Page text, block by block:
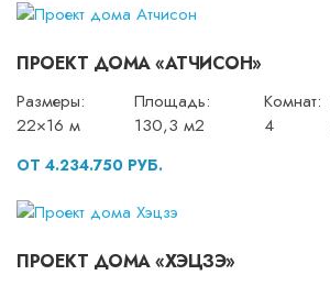
ПРОЕКТ ДОМА «АТЧИСОН»
Размеры:
22×16 м
Площадь:
130,3 м2
Комнат:
4
ОТ 4.234.750 РУБ.
ПРОЕКТ ДОМА «ХЭЦЗЭ»